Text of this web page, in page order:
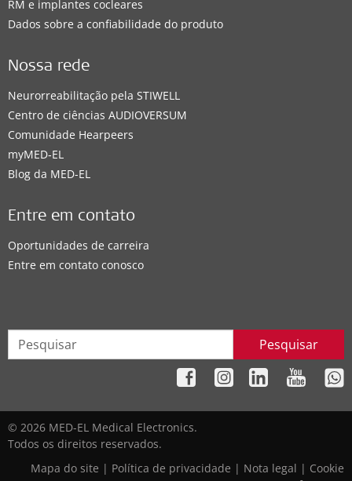
RM e implantes cocleares
Dados sobre a confiabilidade do produto
Nossa rede
Neurorreabilitação pela STIWELL
Centro de ciências AUDIOVERSUM
Comunidade Hearpeers
myMED‑EL
Blog da MED-EL
Entre em contato
Oportunidades de carreira
Entre em contato conosco
Pesquisar
© 2026 MED-EL Medical Electronics.
Todos os direitos reservados.
Mapa do site | Política de privacidade | Nota legal | Cookie